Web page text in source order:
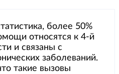
более 50%
относятся к 4-й
и связаны с
заболеваний.
такие вызовы